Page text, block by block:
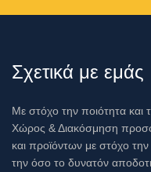
Σχετικά με εμάς
Με στόχο την ποιότητα και
Χώρος & Διακόσμηση
και προϊόντων με στόχο
την όσο το δυνατόν